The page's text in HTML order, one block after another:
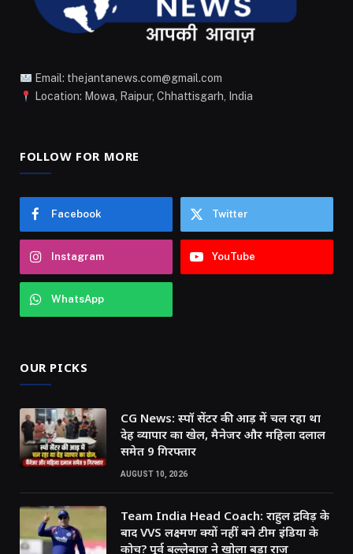
Email: thejantanews.com@gmail.com
Location: Mowa, Raipur, Chhattisgarh, India
FOLLOW FOR MORE
Facebook Twitter
Instagram YouTube
WhatsApp
OUR PICKS
CG News: स्पॉ सेंटर की आड़ में चल रहा था
देह व्यापार का खेल, मैनेजर और महिला दलाल
समेत 9 गिरफ्तार
AUGUST 10, 2026
Team India Head Coach: राहुल द्रविड़ के
बाद VVS लक्ष्मण क्यों नहीं बने टीम इंडिया के
कोच? पूर्व बल्लेबाज ने खोला बड़ा राज